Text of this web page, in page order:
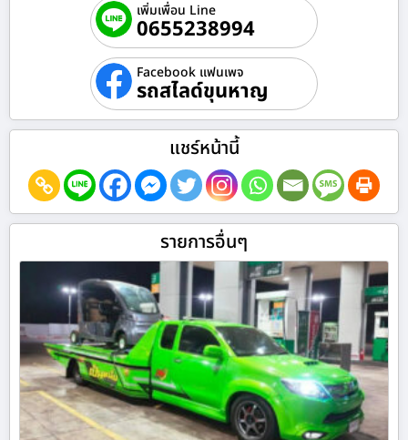
เพิ่มเพื่อน Line
0655238994
Facebook แฟนเพจ
รถสไลด์ขุนหาญ
แชร์หน้านี้
รายการอื่นๆ